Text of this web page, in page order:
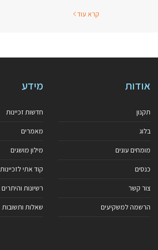
קרא עוד
אודות
תקנון
בלוג
מומחים עונים
כנסים
צור קשר
הרשמה למשקיעים
מידע
חדשות זכיינות
מאמרים
מילון מושגים
קוד אתי לזכיינות
רשיונות והיתרים
שאלות ותשובות